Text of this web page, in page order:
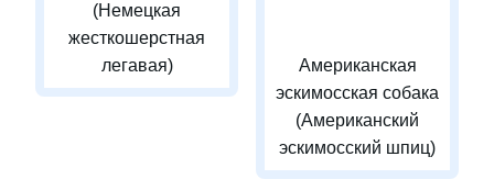
(Немецкая
жесткошерстная
легавая)
Американская
эскимосская собака
(Американский
эскимосский шпиц)